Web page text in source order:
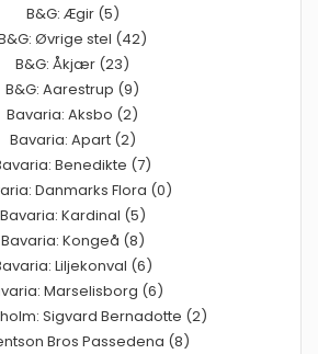
B&G: Ægir (5)
Øvrige stel (42)
B&G: Åkjær (23)
B&G: Aarestrup (9)
Bavaria: Aksbo (2)
Bavaria: Apart (2)
Benedikte (7)
Danmarks Flora (0)
Bavaria: Kardinal (5)
Bavaria: Kongeå (8)
Liljekonval (6)
Marselisborg (6)
Sigvard Bernadotte (2)
Bros Passedena (8)